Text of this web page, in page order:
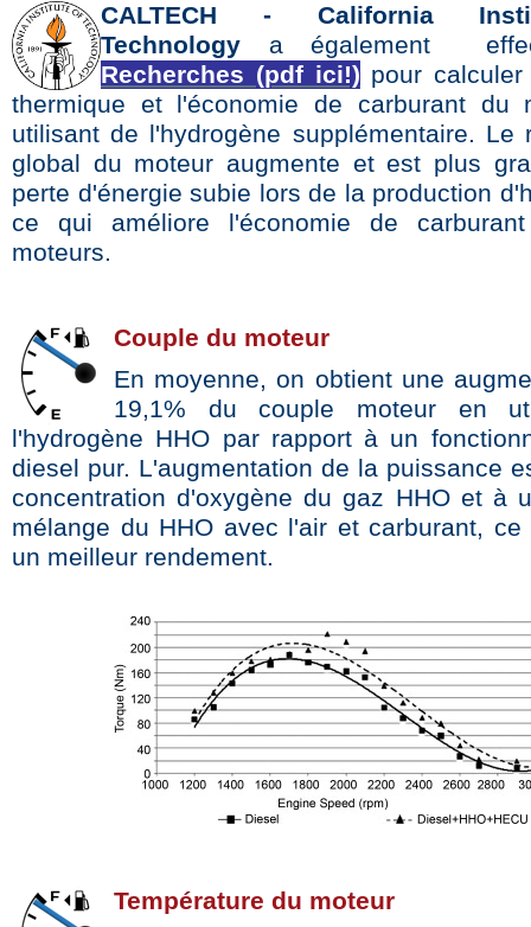
CALTECH -California
Technology a également
Recherches (pdf ici!) pour
thermique et l'économie de carburant du
utilisant de l'hydrogène supplémentaire. Le
global du moteur augmente et est plus
perte d'énergie subie lors de la production
ce qui améliore l'économie de
moteurs.
Couple du moteur
En moyenne, on obtient une
19,1% du couple moteur en
l'hydrogène HHO par rapport à un
diesel pur. L'augmentation de la puissance
concentration d'oxygène du gaz HHO et à
mélange du HHO avec l'air et carburant, ce
un meilleur rendement.
Température du moteur